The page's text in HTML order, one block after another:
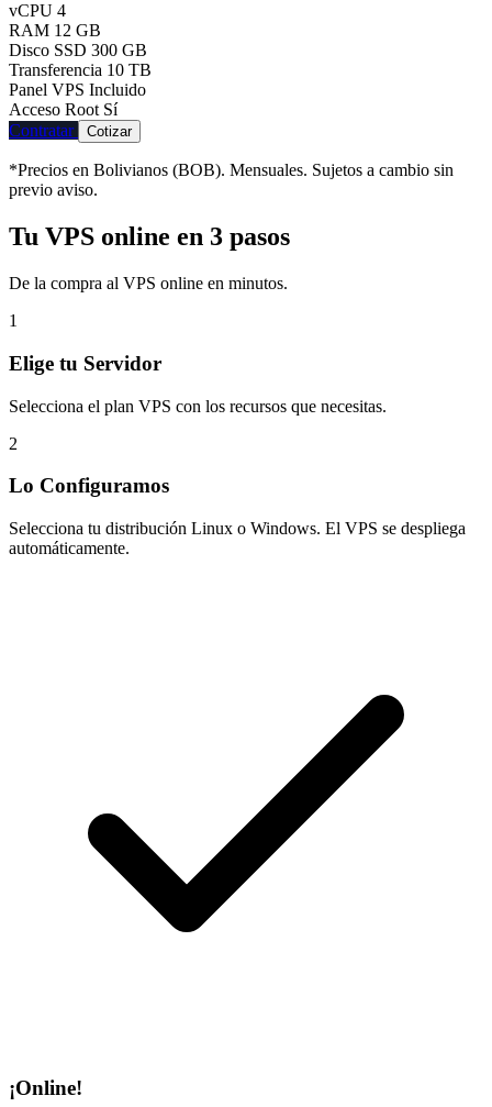
vCPU 4
RAM 12 GB
Disco SSD 300 GB
Transferencia 10 TB
Panel VPS Incluido
Acceso Root Sí
Contratar
Cotizar
*Precios en Bolivianos (BOB). Mensuales. Sujetos a cambio sin
previo aviso.
Tu VPS online en 3 pasos
De la compra al VPS online en minutos.
1
Elige tu Servidor
Selecciona el plan VPS con los recursos que necesitas.
2
Lo Configuramos
Selecciona tu distribución Linux o Windows. El VPS se despliega
automáticamente.
¡Online!